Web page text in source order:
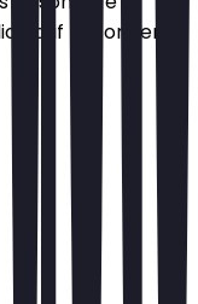
auf besondere